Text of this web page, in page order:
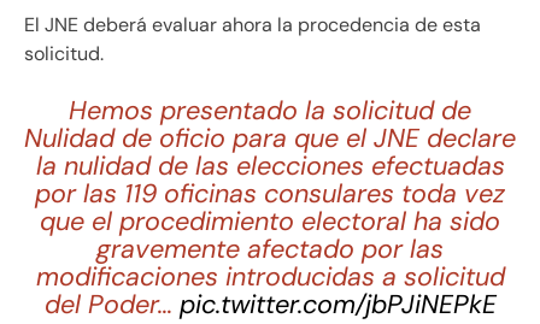
El JNE deberá evaluar ahora la procedencia de esta
solicitud.
Hemos presentado la solicitud de
Nulidad de oficio para que el JNE declare
la nulidad de las elecciones efectuadas
por las 119 oficinas consulares toda vez
que el procedimiento electoral ha sido
gravemente afectado por las
modificaciones introducidas a solicitud
del Poder… pic.twitter.com/jbPJiNEPkE